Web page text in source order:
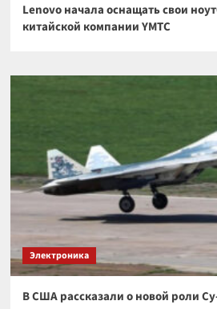
Lenovo начала оснащать свои
китайской компании YMTC
Электроника
В США рассказали о новой роли